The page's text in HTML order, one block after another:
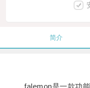
简介